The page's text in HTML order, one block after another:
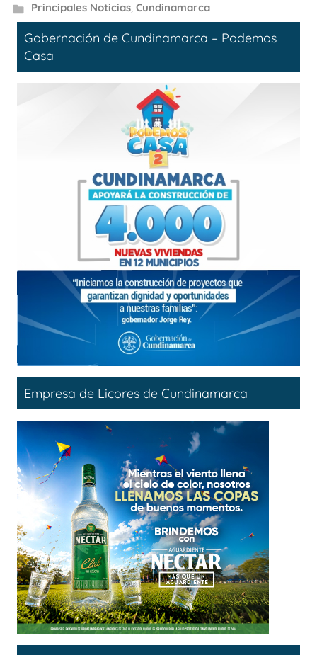
Principales Noticias, Cundinamarca
Gobernación de Cundinamarca – Podemos
Casa
Empresa de Licores de Cundinamarca